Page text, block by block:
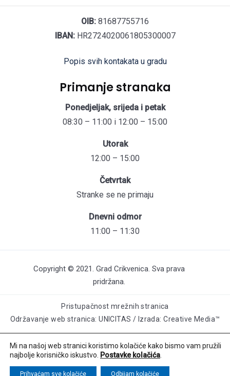
OIB: 81687755716
IBAN:HR2724020061805300007
Popis svih kontakata u gradu
Primanje stranaka
Ponedjeljak, srijeda i petak
08:30 – 11:00 i 12:00 – 15:00
Utorak
12:00 – 15:00
Četvrtak
Stranke se ne primaju
Dnevni odmor
11:00 – 11:30
Copyright © 2021. Grad Crikvenica. Sva prava
pridržana.
Pristupačnost mrežnih stranica
Održavanje web stranica: UNICITAS / Izrada: Creative Media™
Mi na našoj web stranici koristimo kolačiće kako bismo vam pružili
najbolje korisničko iskustvo.
Postavke kolačića
Prihvaćam sve kolačiće Odbijam kolačiće